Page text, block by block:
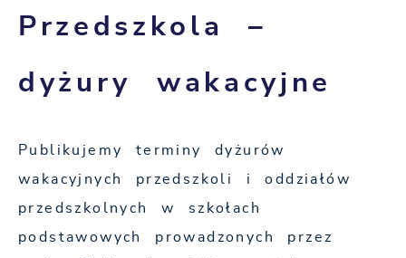
Przedszkola –
dyżury wakacyjne
Publikujemy terminy dyżurów
wakacyjnych przedszkoli i oddziałów
przedszkolnych w szkołach
podstawowych prowadzonych przez